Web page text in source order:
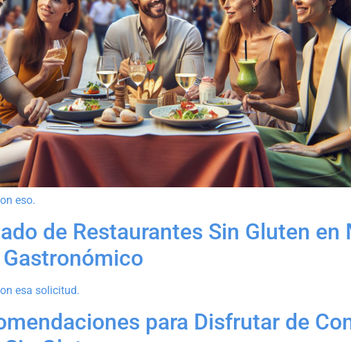
eso.
de Restaurantes Sin Gluten en
esa solicitud.
para Disfrutar de